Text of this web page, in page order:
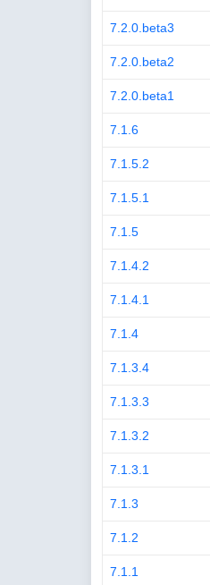
7.2.0.beta3
7.2.0.beta2
7.2.0.beta1
7.1.6
7.1.5.2
7.1.5.1
7.1.5
7.1.4.2
7.1.4.1
7.1.4
7.1.3.4
7.1.3.3
7.1.3.2
7.1.3.1
7.1.3
7.1.2
7.1.1